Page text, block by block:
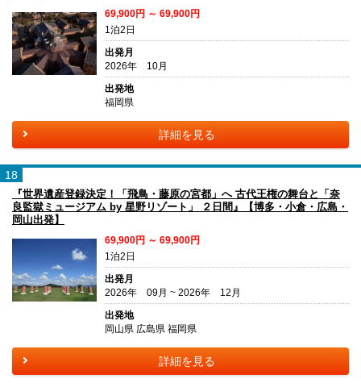
69,900円 ～ 69,900円
1泊2日
出発月
2026年 10月
出発地
福岡県
詳細を見る
18
『世界遺産登録決定！「飛鳥・藤原の宮都」へ 古代王権の舞台と「奈
良監獄ミュージアム by 星野リゾート」 ２日間』【博多・小倉・広島・
岡山出発】
69,900円 ～ 69,900円
1泊2日
出発月
2026年 09月 ~ 2026年 12月
出発地
岡山県 広島県 福岡県
詳細を見る